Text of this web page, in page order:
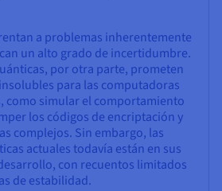
a problemas inherentemente
un alto grado de incertidumbre.
por otra parte, prometen
para las computadoras
como simular el comportamiento
los códigos de encriptación y
complejos. Sin embargo, las
actuales todavía están en sus
con recuentos limitados
de estabilidad.